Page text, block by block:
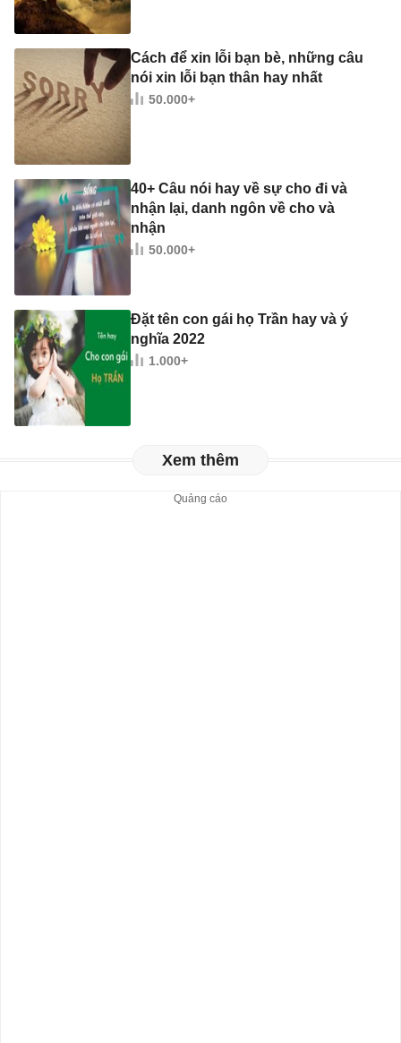
Cách để xin lỗi bạn bè, những câu
nói xin lỗi bạn thân hay nhất
50.000+
40+ Câu nói hay về sự cho đi và
nhận lại, danh ngôn về cho và
nhận
50.000+
Đặt tên con gái họ Trần hay và ý
nghĩa 2022
1.000+
Xem thêm